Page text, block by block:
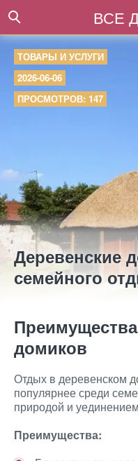
ВСЕ
ТОВАРЫ И УСЛУГИ
2026-06-06
ПРОСМОТРОВ: 147
Деревенские
семейного
домиков
Отдых в деревенском
популярнее среди
природой и
Преимущества: